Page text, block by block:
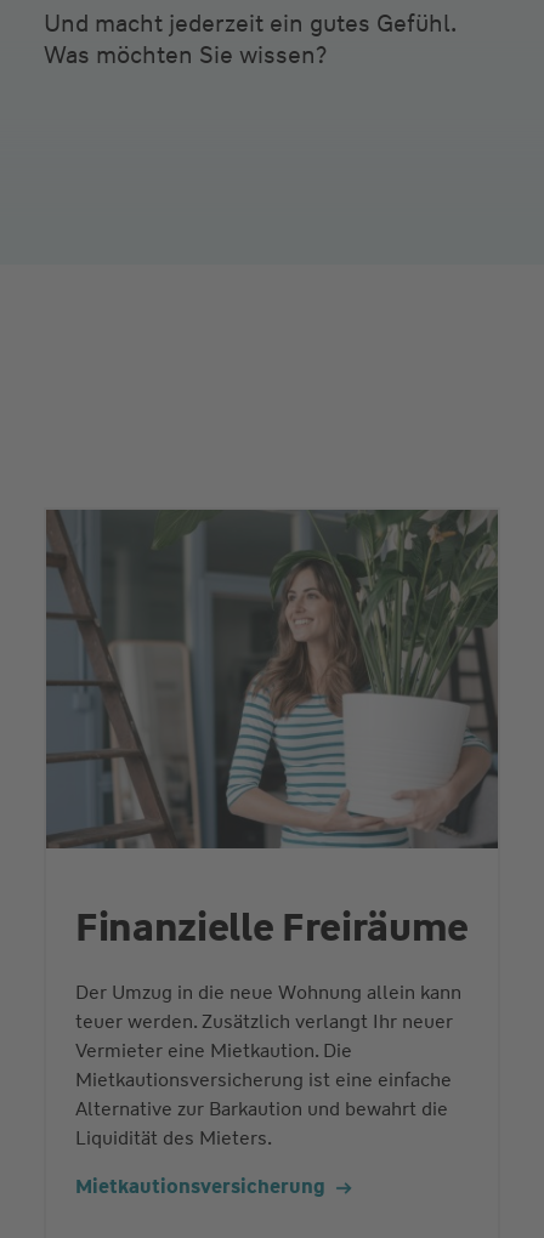
Und macht jederzeit ein gutes Gefühl.
Was möchten Sie wissen?
Finanzielle Freiräume
Der Umzug in die neue Wohnung allein kann
teuer werden. Zusätzlich verlangt Ihr neuer
Vermieter eine Mietkaution. Die
Mietkautionsversicherung ist eine einfache
Alternative zur Barkaution und bewahrt die
Liquidität des Mieters.
Mietkautions­versicherung